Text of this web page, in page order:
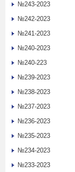
№243-2023
№242-2023
№241-2023
№240-2023
№240-223
№239-2023
№238-2023
№237-2023
№236-2023
№235-2023
№234-2023
№233-2023